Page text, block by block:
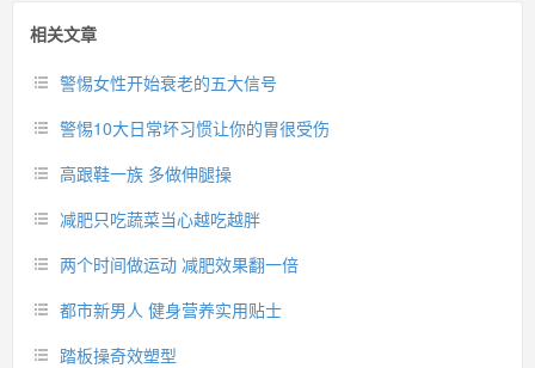
相关文章
警惕女性开始衰老的五大信号
警惕10大日常坏习惯让你的胃很受伤
高跟鞋一族 多做伸腿操
减肥只吃蔬菜当心越吃越胖
两个时间做运动 减肥效果翻一倍
都市新男人 健身营养实用贴士
踏板操奇效塑型